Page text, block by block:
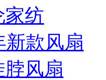
家纺
新款风扇
脖风扇